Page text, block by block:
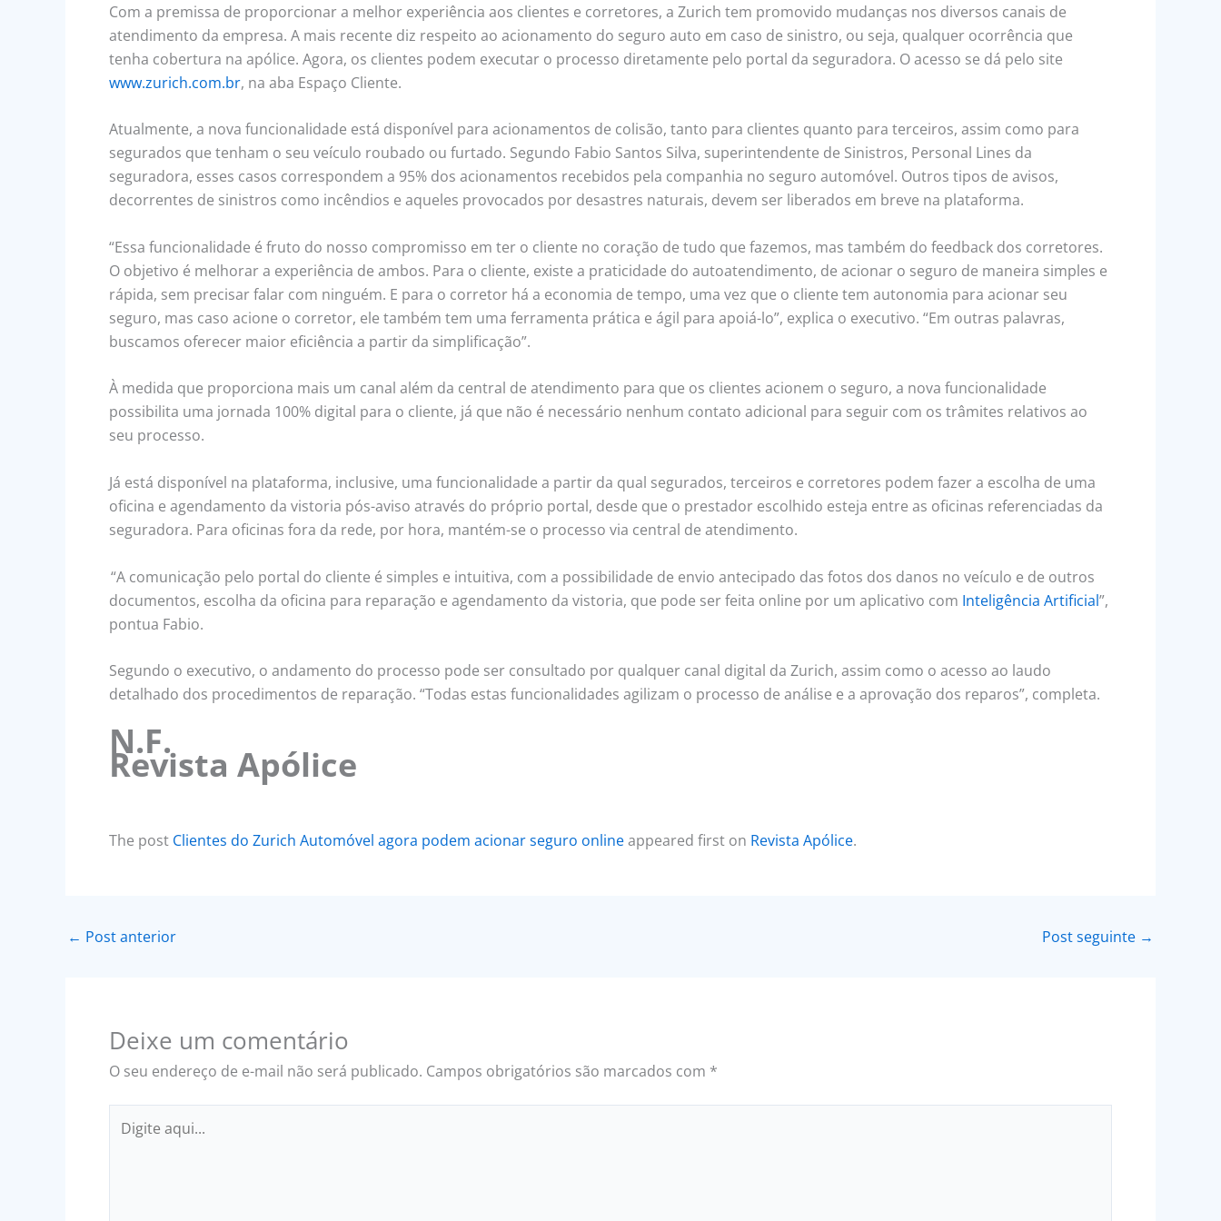
Com a premissa de proporcionar a melhor experiência aos clientes e corretores, a Zurich tem promovido mudanças nos diversos canais de
atendimento da empresa. A mais recente diz respeito ao acionamento do seguro auto em caso de sinistro, ou seja, qualquer ocorrência que
tenha cobertura na apólice. Agora, os clientes podem executar o processo diretamente pelo portal da seguradora. O acesso se dá pelo site
www.zurich.com.br, na aba Espaço Cliente.
Atualmente, a nova funcionalidade está disponível para acionamentos de colisão, tanto para clientes quanto para terceiros, assim como para
segurados que tenham o seu veículo roubado ou furtado. Segundo Fabio Santos Silva, superintendente de Sinistros, Personal Lines da
seguradora, esses casos correspondem a 95% dos acionamentos recebidos pela companhia no seguro automóvel. Outros tipos de avisos,
decorrentes de sinistros como incêndios e aqueles provocados por desastres naturais, devem ser liberados em breve na plataforma.
“Essa funcionalidade é fruto do nosso compromisso em ter o cliente no coração de tudo que fazemos, mas também do feedback dos corretores.
O objetivo é melhorar a experiência de ambos. Para o cliente, existe a praticidade do autoatendimento, de acionar o seguro de maneira simples e
rápida, sem precisar falar com ninguém. E para o corretor há a economia de tempo, uma vez que o cliente tem autonomia para acionar seu
seguro, mas caso acione o corretor, ele também tem uma ferramenta prática e ágil para apoiá-lo”, explica o executivo. “Em outras palavras,
buscamos oferecer maior eficiência a partir da simplificação”.
À medida que proporciona mais um canal além da central de atendimento para que os clientes acionem o seguro, a nova funcionalidade
possibilita uma jornada 100% digital para o cliente, já que não é necessário nenhum contato adicional para seguir com os trâmites relativos ao
seu processo.
Já está disponível na plataforma, inclusive, uma funcionalidade a partir da qual segurados, terceiros e corretores podem fazer a escolha de uma
oficina e agendamento da vistoria pós-aviso através do próprio portal, desde que o prestador escolhido esteja entre as oficinas referenciadas da
seguradora. Para oficinas fora da rede, por hora, mantém-se o processo via central de atendimento.
“A comunicação pelo portal do cliente é simples e intuitiva, com a possibilidade de envio antecipado das fotos dos danos no veículo e de outros
documentos, escolha da oficina para reparação e agendamento da vistoria, que pode ser feita online por um aplicativo com Inteligência Artificial”,
pontua Fabio.
Segundo o executivo, o andamento do processo pode ser consultado por qualquer canal digital da Zurich, assim como o acesso ao laudo
detalhado dos procedimentos de reparação. “Todas estas funcionalidades agilizam o processo de análise e a aprovação dos reparos”, completa.
N.F.
Revista Apólice
The post Clientes do Zurich Automóvel agora podem acionar seguro onlineappeared first on Revista Apólice.
← Post anterior Post seguinte →
Deixe um comentário
O seu endereço de e-mail não será publicado. Campos obrigatórios são marcados com *
aqui...